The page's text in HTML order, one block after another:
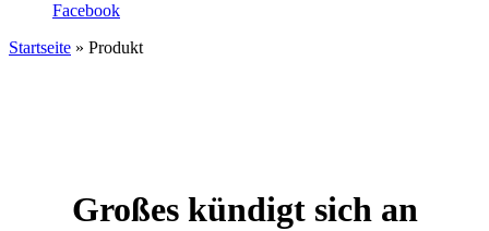
Facebook
Startseite » Produkt
Großes kündigt sich an